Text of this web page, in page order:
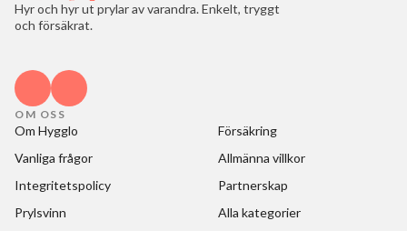
Hyr och hyr ut prylar av varandra. Enkelt, tryggt
och försäkrat.
OM OSS
Om Hygglo
Försäkring
Vanliga frågor
Allmänna villkor
Integritetspolicy
Partnerskap
Prylsvinn
Alla kategorier